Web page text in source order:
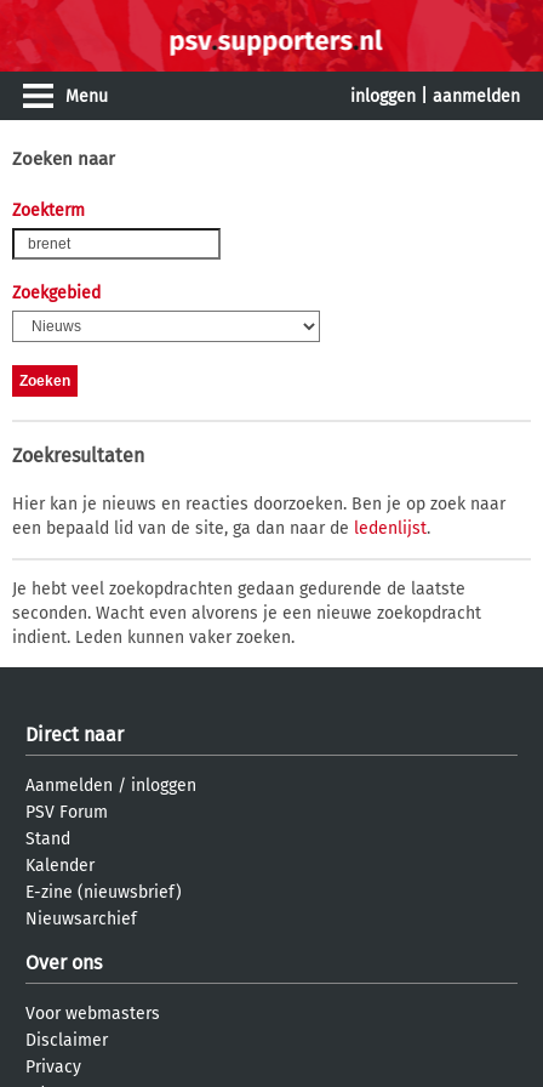
Menu inloggen aanmelden
Zoeken naar
Zoekterm
Zoekgebied
Zoekresultaten
Hier kan je nieuws en reacties doorzoeken. Ben je op zoek naar
een bepaald lid van de site, ga dan naar de ledenlijst.
Je hebt veel zoekopdrachten gedaan gedurende de laatste
seconden. Wacht even alvorens je een nieuwe zoekopdracht
indient. Leden kunnen vaker zoeken.
Direct naar
Aanmelden / inloggen
PSV Forum
Stand
Kalender
E-zine (nieuwsbrief)
Nieuwsarchief
Over ons
Voor webmasters
Disclaimer
Privacy